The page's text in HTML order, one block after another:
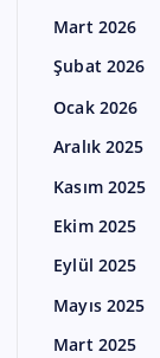
Mart 2026
Şubat 2026
Ocak 2026
Aralık 2025
Kasım 2025
Ekim 2025
Eylül 2025
Mayıs 2025
Mart 2025